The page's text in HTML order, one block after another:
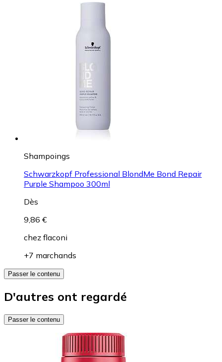
Shampoings
Schwarzkopf Professional BlondMe Bond Repair
Purple Shampoo 300ml
Dès
9,86 €
chez flaconi
+7 marchands
Passer le contenu
D'autres ont regardé
Passer le contenu